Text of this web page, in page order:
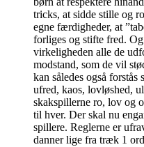
tricks, at sidde stille og
egne færdigheder, at
forliges og stifte fred.
virkeligheden alle de
modstand, som de vil
kan således også
ufred, kaos, lovløshed,
skakspillerne ro, lov og
til hver. Der skal nu
spillere. Reglerne er
danner lige fra træk 1